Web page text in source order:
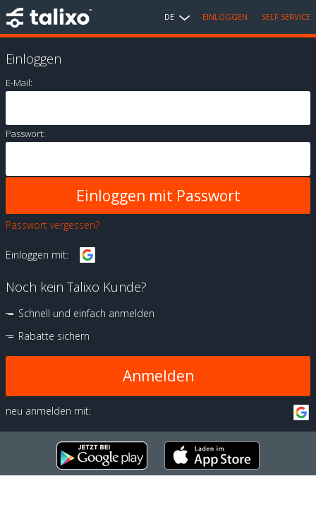
DE EINLOGGEN SELF SERVICE
Einloggen
E-Mail:
Passwort:
Passwort vergessen?
Einloggen mit:
Noch kein Talixo Kunde?
Schnell und einfach anmelden
Rabatte sichern
Anmelden
neu anmelden mit: